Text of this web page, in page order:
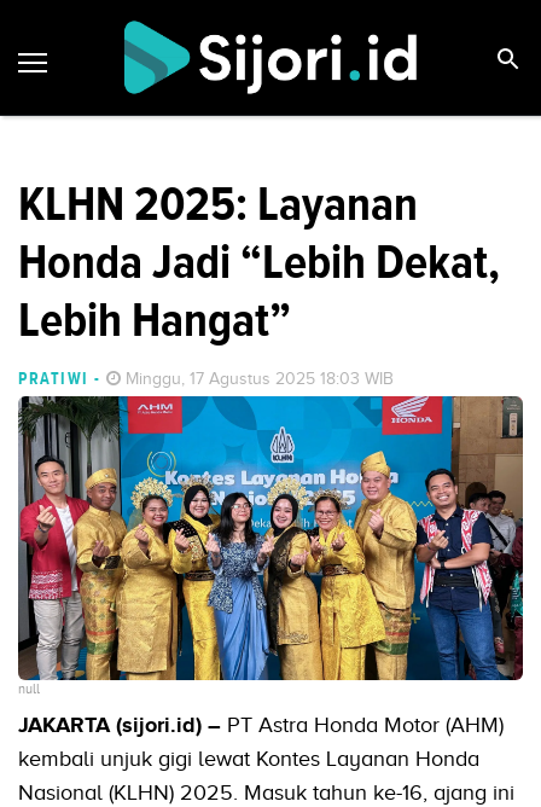
KLHN 2025: Layanan
Honda Jadi “Lebih Dekat,
Lebih Hangat”
PRATIWI - Minggu, 17 Agustus 2025 18:03 WIB
null
JAKARTA (sijori.id) – PT Astra Honda Motor (AHM)
kembali unjuk gigi lewat Kontes Layanan Honda
Nasional (KLHN) 2025. Masuk tahun ke-16, ajang ini